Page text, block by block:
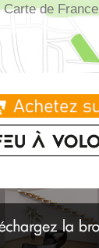
Carte de France